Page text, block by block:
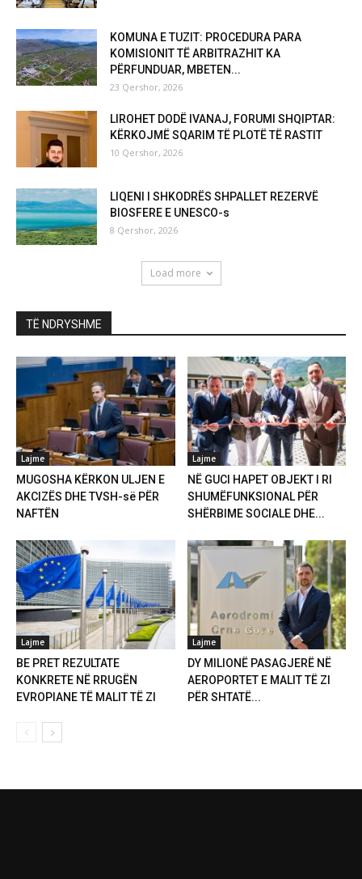
KOMUNA E TUZIT: PROCEDURA PARA
KOMISIONIT TË ARBITRAZHIT KA
PËRFUNDUAR, MBETEN...
23 Qershor, 2026
LIROHET DODË IVANAJ, FORUMI SHQIPTAR:
KËRKOJMË SQARIM TË PLOTË TË RASTIT
10 Qershor, 2026
LIQENI I SHKODRËS SHPALLET REZERVË
BIOSFERE E UNESCO-s
8 Qershor, 2026
Load more
TË NDRYSHME
Lajme
MUGOSHA KËRKON ULJEN E
AKCIZËS DHE TVSH-së PËR
NAFTËN
Lajme
NË GUCI HAPET OBJEKT I RI
SHUMËFUNKSIONAL PËR
SHËRBIME SOCIALE DHE...
Lajme
BE PRET REZULTATE
KONKRETE NË RRUGËN
EVROPIANE TË MALIT TË ZI
Lajme
DY MILIONË PASAGJERË NË
AEROPORTET E MALIT TË ZI
PËR SHTATË...